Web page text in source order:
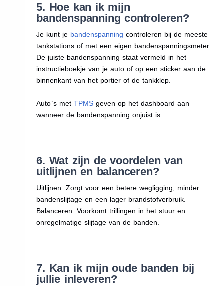
5. Hoe kan ik mijn
bandenspanning controleren?
Je kunt je bandenspanning controleren bij de meeste
tankstations of met een eigen bandenspanningsmeter.
De juiste bandenspanning staat vermeld in het
instructieboekje van je auto of op een sticker aan de
binnenkant van het portier of de tankklep.
Auto`s metTPMS geven op het dashboard aan
wanneer de bandenspanning onjuist is.
6. Wat zijn de voordelen van
uitlijnen en balanceren?
Uitlijnen: Zorgt voor een betere wegligging, minder
bandenslijtage en een lager brandstofverbruik.
Balanceren: Voorkomt trillingen in het stuur en
onregelmatige slijtage van de banden.
7. Kan ik mijn oude banden bij
jullie inleveren?